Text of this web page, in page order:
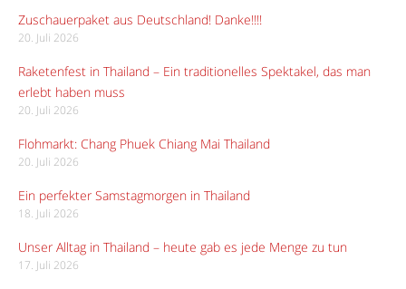
Zuschauerpaket aus Deutschland! Danke!!!!
20. Juli 2026
Raketenfest in Thailand – Ein traditionelles Spektakel, das man
erlebt haben muss
20. Juli 2026
Flohmarkt: Chang Phuek Chiang Mai Thailand
20. Juli 2026
Ein perfekter Samstagmorgen in Thailand
18. Juli 2026
Unser Alltag in Thailand – heute gab es jede Menge zu tun
17. Juli 2026